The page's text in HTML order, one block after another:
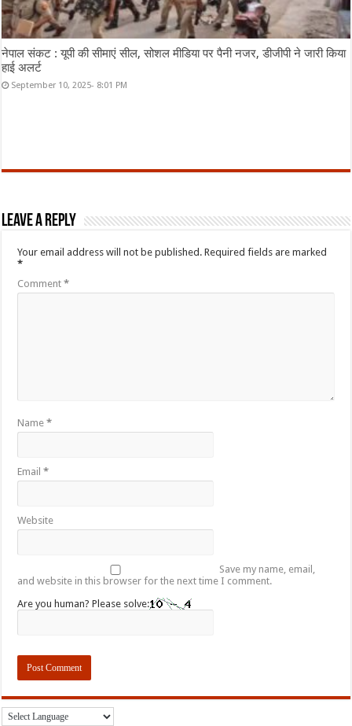
नेपाल संकट : यूपी की सीमाएं सील, सोशल मीडिया पर पैनी नजर, डीजीपी ने जारी किया
हाई अलर्ट
September 10, 2025- 8:01 PM
Leave a Reply
Your email address will not be published. Required fields are marked
*
Comment*
Name*
Email*
Website
Save my name, email,
and website in this browser for the next time I comment.
Are you human? Please solve: